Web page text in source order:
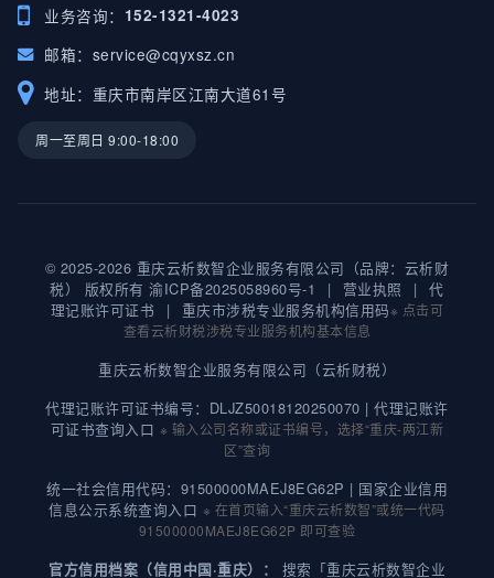
业务咨询： 152-1321-4023
邮箱： service@cqyxsz.cn
地址：重庆市南岸区江南大道61号
周一至周日 9:00-18:00
© 2025-2026 重庆云析数智企业服务有限公司（品牌：云析财
税） 版权所有渝ICP备2025058960号-1 | 营业执照 |
代
理记账许可证书
| 重庆市涉税专业服务机构信用码※ 点击可
查看云析财税涉税专业服务机构基本信息
重庆云析数智企业服务有限公司（云析财税）
代理记账许可证书编号：DLJZ50018120250070 |代理记账许
可证书查询入口 ※ 输入公司名称或证书编号，选择“重庆-两江新
区”查询
统一社会信用代码：91500000MAEJ8EG62P | 国家企业信用
信息公示系统查询入口 ※ 在首页输入“重庆云析数智”或统一代码
91500000MAEJ8EG62P 即可查验
官方信用档案（信用中国·重庆）： 搜索「重庆云析数智企业